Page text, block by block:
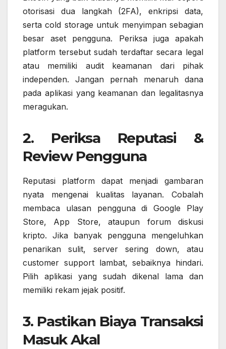
otorisasi dua langkah (2FA), enkripsi data,
serta cold storage untuk menyimpan sebagian
besar aset pengguna. Periksa juga apakah
platform tersebut sudah terdaftar secara legal
atau memiliki audit keamanan dari pihak
independen. Jangan pernah menaruh dana
pada aplikasi yang keamanan dan legalitasnya
meragukan.
2. Periksa Reputasi &
Review Pengguna
Reputasi platform dapat menjadi gambaran
nyata mengenai kualitas layanan. Cobalah
membaca ulasan pengguna di Google Play
Store, App Store, ataupun forum diskusi
kripto. Jika banyak pengguna mengeluhkan
penarikan sulit, server sering down, atau
customer support lambat, sebaiknya hindari.
Pilih aplikasi yang sudah dikenal lama dan
memiliki rekam jejak positif.
3. Pastikan Biaya Transaksi
Masuk Akal